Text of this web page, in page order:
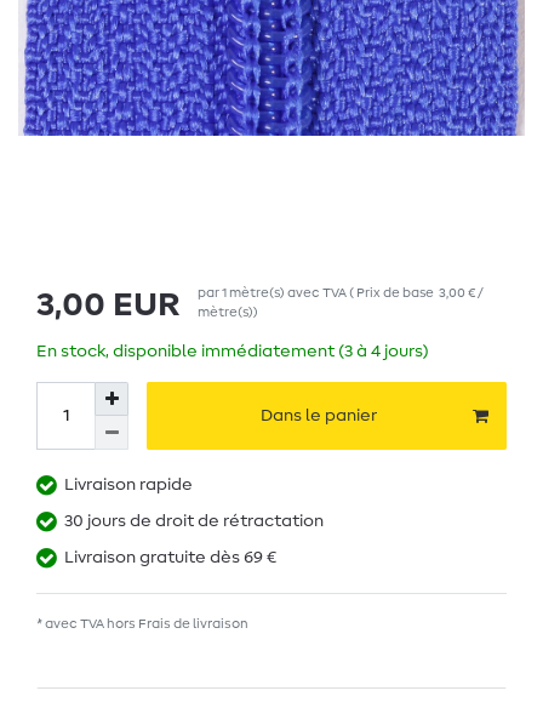
3,00 EUR par1 mètre(s) avec TVA( Prix de base 3,00 € /
mètre(s))
En stock, disponible immédiatement (3 à 4 jours)
Dans le panier
Livraison rapide
30 jours de droit de rétractation
Livraison gratuite dès 69 €
* avec TVA hors Frais de livraison